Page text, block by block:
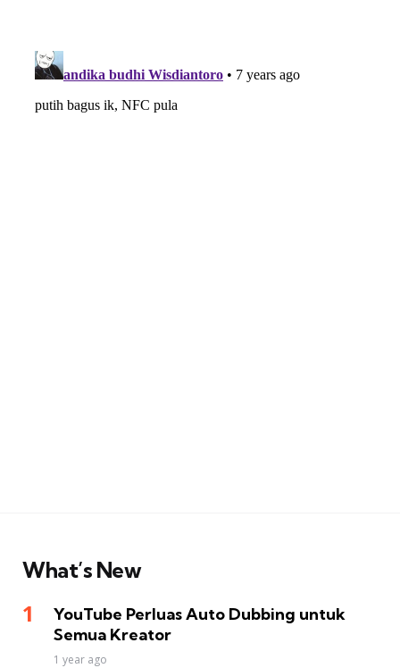
What’s New
YouTube Perluas Auto Dubbing untuk
Semua Kreator
1 year ago